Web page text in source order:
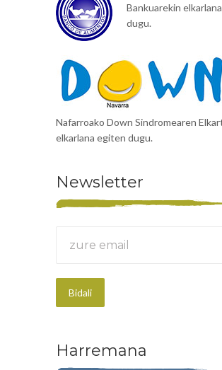
Bankuarekin
dugu.
Nafarroako Down Sindromearen
elkarlana egiten dugu.
Newsletter
Harremana